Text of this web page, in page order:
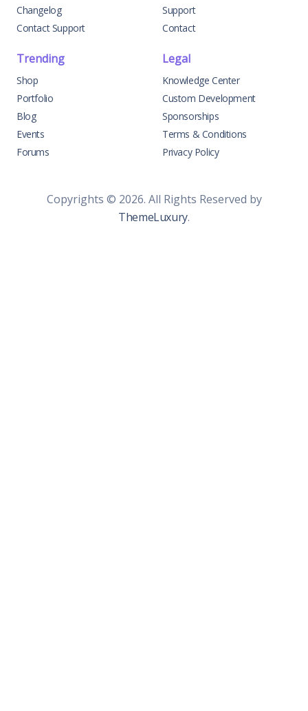
Changelog
Contact Support
Support
Contact
Trending
Shop
Portfolio
Blog
Events
Forums
Legal
Knowledge Center
Custom Development
Sponsorships
Terms & Conditions
Privacy Policy
Copyrights © 2026. All Rights Reserved by
ThemeLuxury.